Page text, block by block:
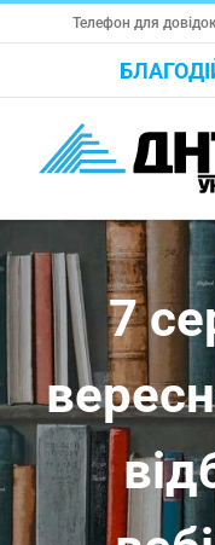
to
Телефон для
7